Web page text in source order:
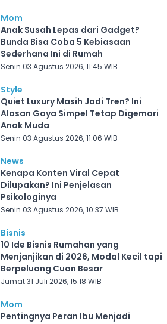
Mom
Anak Susah Lepas dari Gadget?
Bunda Bisa Coba 5 Kebiasaan
Sederhana Ini di Rumah
Senin 03 Agustus 2026, 11:45 WIB
Style
Quiet Luxury Masih Jadi Tren? Ini
Alasan Gaya Simpel Tetap Digemari
Anak Muda
Senin 03 Agustus 2026, 11:06 WIB
News
Kenapa Konten Viral Cepat
Dilupakan? Ini Penjelasan
Psikologinya
Senin 03 Agustus 2026, 10:37 WIB
Bisnis
10 Ide Bisnis Rumahan yang
Menjanjikan di 2026, Modal Kecil tapi
Berpeluang Cuan Besar
Jumat 31 Juli 2026, 15:18 WIB
Mom
Pentingnya Peran Ibu Menjadi